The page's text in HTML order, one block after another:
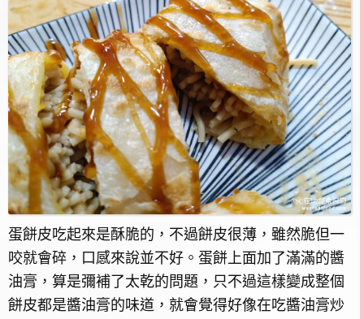
蛋餅皮吃起來是酥脆的，不過餅皮很薄，雖然脆但一
咬就會碎，口感來說並不好。蛋餅上面加了滿滿的醬
油膏，算是彌補了太乾的問題，只不過這樣變成整個
餅皮都是醬油膏的味道，就會覺得好像在吃醬油膏炒